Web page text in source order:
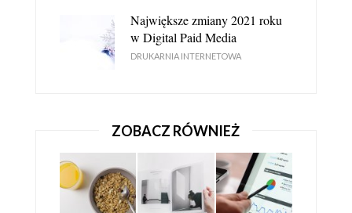
NA CO ZWRACAĆ UWAGĘ PROJEKTUJĄC
Największe zmiany 2021 roku
w Digital Paid Media
DRUKARNIA INTERNETOWA
ZOBACZ RÓWNIEŻ